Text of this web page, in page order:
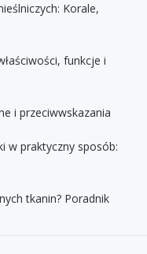
Korale,
funkcje i
i przeciwwskazania
w praktyczny sposób:
tkanin? Poradnik